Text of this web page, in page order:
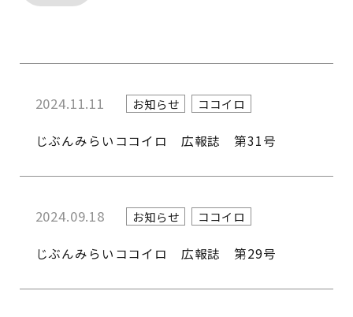
2024.11.11 お知らせ ココイロ
じぶんみらいココイロ 広報誌 第31号
2024.09.18 お知らせ ココイロ
じぶんみらいココイロ 広報誌 第29号